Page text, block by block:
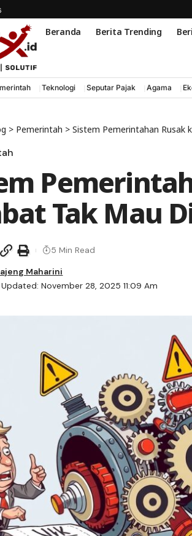
Beranda Berita Trending
Teknologi Seputar Pajak Agama
> Pemerintah > Sistem Pemerintahan Rusak
Tak Mau
November 28, 2025 11:09 Am
Maharini
5 Min Read